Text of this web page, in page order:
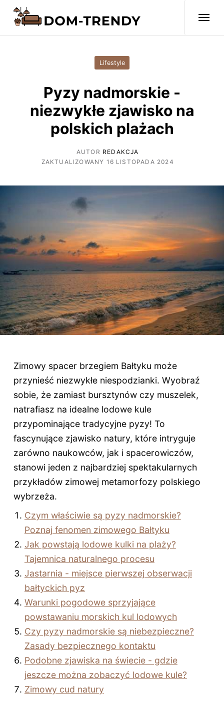
Lifestyle
Pyzy nadmorskie -
niezwykłe zjawisko na
polskich plażach
AUTOR REDAKCJA
ZAKTUALIZOWANY 16 LISTOPADA 2024
Zimowy spacer brzegiem Bałtyku może
przynieść niezwykłe niespodzianki. Wyobraź
sobie, że zamiast bursztynów czy muszelek,
natrafiasz na idealne lodowe kule
przypominające tradycyjne pyzy! To
fascynujące zjawisko natury, które intryguje
zarówno naukowców, jak i spacerowiczów,
stanowi jeden z najbardziej spektakularnych
przykładów zimowej metamorfozy polskiego
wybrzeża.
Czym właściwie są pyzy nadmorskie?
Poznaj fenomen zimowego Bałtyku
Jak powstają lodowe kulki na plaży?
Tajemnica naturalnego procesu
Jastarnia - miejsce pierwszej obserwacji
bałtyckich pyz
Warunki pogodowe sprzyjające
powstawaniu morskich kul lodowych
Czy pyzy nadmorskie są niebezpieczne?
Zasady bezpiecznego kontaktu
Podobne zjawiska na świecie - gdzie
jeszcze można zobaczyć lodowe kule?
Zimowy cud natury